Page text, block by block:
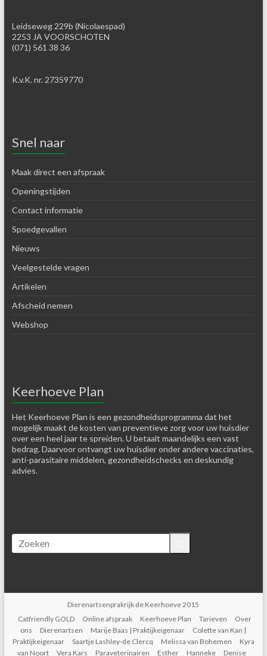
Leidseweg 229b (Nicolaespad)
2253 JA VOORSCHOTEN
(071) 561 38 36
K.v.K. nr. 27359770
Snel naar
Maak direct een afspraak
Openingstijden
Contact informatie
Spoedgevallen
Nieuws
Veelgestelde vragen
Artikelen
Afscheid nemen
Webshop
Keerhoeve Plan
Het Keerhoeve Plan is een gezondheidsprogramma dat het
mogelijk maakt de kosten van preventieve zorg voor uw huisdier
over een heel jaar te spreiden. U betaalt maandelijks een vast
bedrag. Daarvoor ontvangt uw huisdier onder andere vaccinaties,
anti-parasitaire middelen, gezondheidschecks en deskundig
advies.
Dierenartsenprakrijk de Keerhoeve 2015
Catfriendly GOLD
Online afspraak Keerhoeve Plan Tarieven
Over
ons
Dierenartsen Marije Baas | Praktijkeigenaar
Colette van Kan |
Praktijkeigenaar
Saartje Lashley-de Clercq Melissa van Bohemen
Kyra
van Noort
Vera Kars Paraveterinairen Esther Hanneke Denise